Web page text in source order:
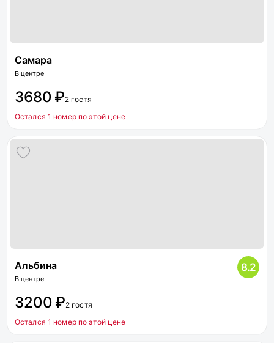
Самара
В центре
3680 ₽2 гостя
Остался 1 номер по этой цене
Альбина
В центре
8.2
3200 ₽2 гостя
Остался 1 номер по этой цене